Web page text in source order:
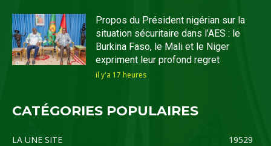
Propos du Président nigérian sur la
situation sécuritaire dans l’AES : le
Burkina Faso, le Mali et le Niger
expriment leur profond regret
il y'a 17 heures
CATÉGORIES POPULAIRES
LA UNE SITE
19529